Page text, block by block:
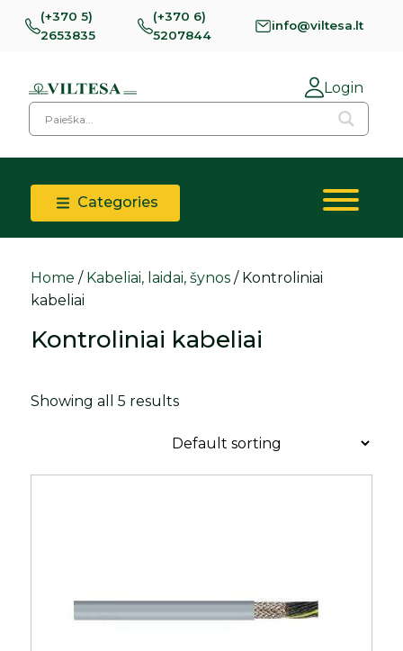
(+370 5)
2653835
(+370 6)
5207844
info@viltesa.lt
Login
Categories
Home / Kabeliai, laidai, šynos / Kontroliniai
kabeliai
Kontroliniai kabeliai
Showing all 5 results